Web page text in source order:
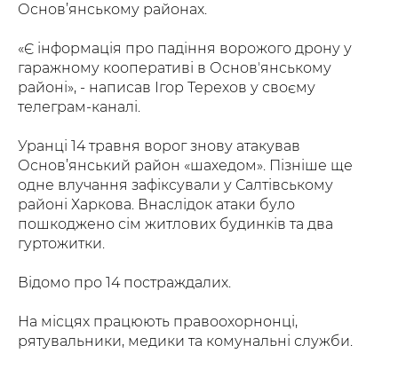
Основ’янському районах.
«Є інформація про падіння ворожого дрону у
гаражному кооперативі в Основʼянському
районі», - написав Ігор Терехов у своєму
телеграм-каналі.
Уранці 14 травня ворог знову атакував
Основ’янський район «шахедом». Пізніше ще
одне влучання зафіксували у Салтівському
районі Харкова. Внаслідок атаки було
пошкоджено сім житлових будинків та два
гуртожитки.
Відомо про 14 постраждалих.
На місцях працюють правоохорнонці,
рятувальники, медики та комунальні служби.